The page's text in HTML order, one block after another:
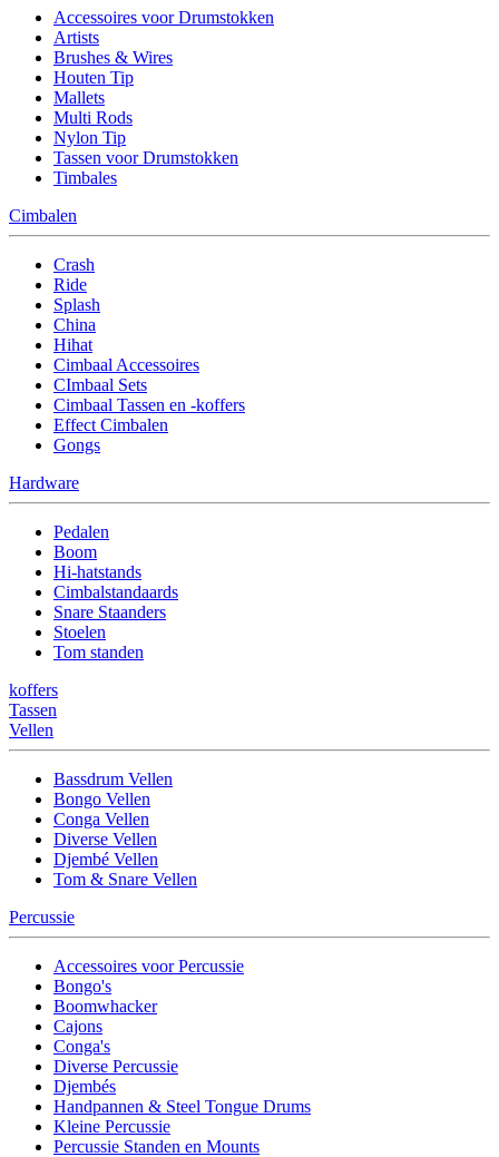
Accessoires voor Drumstokken
Artists
Brushes & Wires
Houten Tip
Mallets
Multi Rods
Nylon Tip
Tassen voor Drumstokken
Timbales
Cimbalen
Crash
Ride
Splash
China
Hihat
Cimbaal Accessoires
CImbaal Sets
Cimbaal Tassen en -koffers
Effect Cimbalen
Gongs
Hardware
Pedalen
Boom
Hi-hatstands
Cimbalstandaards
Snare Staanders
Stoelen
Tom standen
koffers
Tassen
Vellen
Bassdrum Vellen
Bongo Vellen
Conga Vellen
Diverse Vellen
Djembé Vellen
Tom & Snare Vellen
Percussie
Accessoires voor Percussie
Bongo's
Boomwhacker
Cajons
Conga's
Diverse Percussie
Djembés
Handpannen & Steel Tongue Drums
Kleine Percussie
Percussie Standen en Mounts